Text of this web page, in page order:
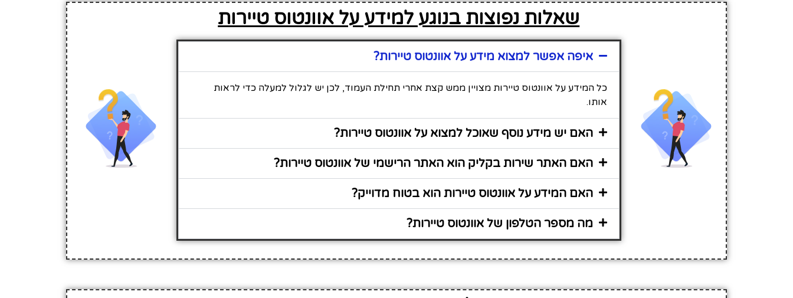
שאלות נפוצות בנוגע למידע על אוונטוס טיירות
איפה אפשר למצוא מידע על אוונטוס טיירות?
כל המידע על אוונטוס טיירות מצויין ממש קצת אחרי תחילת העמוד, לכן יש לגלול למעלה כדי לראות
אותו.
האם יש מידע נוסף שאוכל למצוא על אוונטוס טיירות?
האם האתר שירות בקליק הוא האתר הרישמי של אוונטוס טיירות?
האם המידע על אוונטוס טיירות הוא בטוח מדוייק?
מה מספר הטלפון של אוונטוס טיירות?